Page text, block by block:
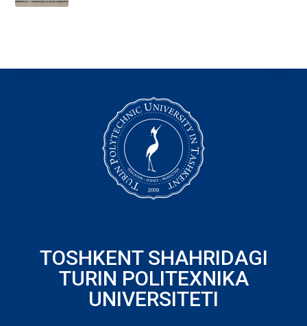
TOSHKENT SHAHRIDAGI
TURIN POLITEXNIKA
UNIVERSITETI